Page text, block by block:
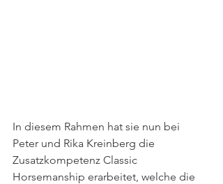
In diesem Rahmen hat sie nun bei
Peter und Rika Kreinberg die
Zusatzkompetenz Classic
Horsemanship erarbeitet, welche die